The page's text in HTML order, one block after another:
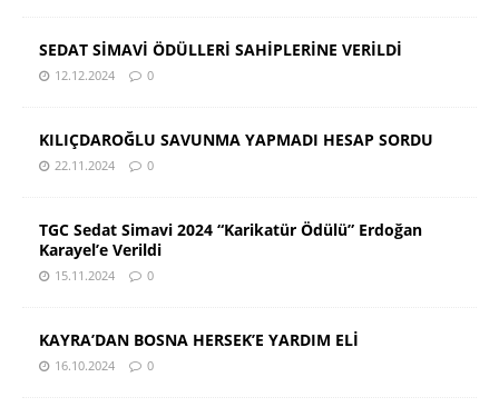
SEDAT SİMAVİ ÖDÜLLERİ SAHİPLERİNE VERİLDİ
12.12.2024 0
KILIÇDAROĞLU SAVUNMA YAPMADI HESAP SORDU
22.11.2024 0
TGC Sedat Simavi 2024 “Karikatür Ödülü” Erdoğan
Karayel’e Verildi
15.11.2024 0
KAYRA’DAN BOSNA HERSEK’E YARDIM ELİ
16.10.2024 0